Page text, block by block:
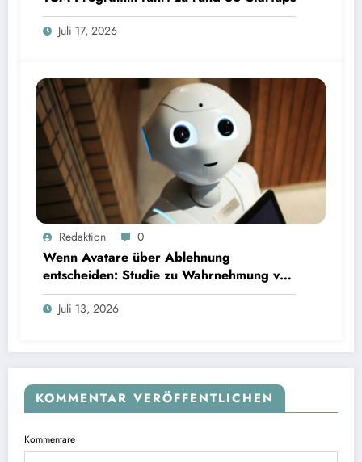
Juli 17, 2026
Wenn Avatare über Ablehnung entscheiden: Studie zu Wahrnehmung von Fairness bei KI-
InterviewsRedaktion 0
Wenn Avatare über Ablehnung
entscheiden: Studie zu Wahrnehmung von
Fairness bei KI-Interviews
Juli 13, 2026
KOMMENTAR VERÖFFENTLICHEN
Kommentare